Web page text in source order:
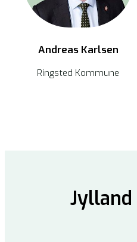
Andreas Karlsen
Ringsted Kommune
Jylland